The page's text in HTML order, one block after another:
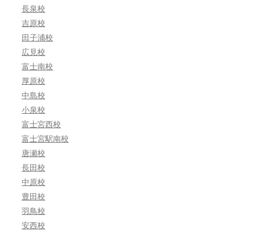
長泉校
吉原校
田子浦校
広見校
富士南校
厚原校
中島校
小泉校
富士宮西校
富士宮駅南校
唐瀬校
長田校
中原校
豊田校
羽鳥校
安西校